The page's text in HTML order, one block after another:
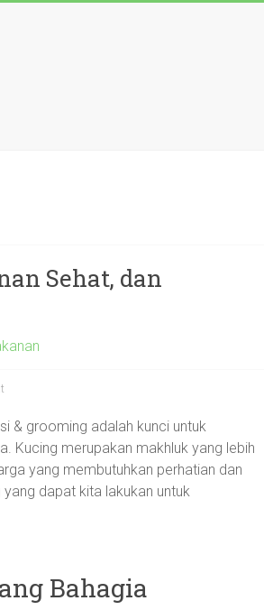
Sehat, dan
& grooming adalah kunci untuk
Kucing merupakan makhluk yang lebih
yang membutuhkan perhatian dan
dapat kita lakukan untuk
Bahagia